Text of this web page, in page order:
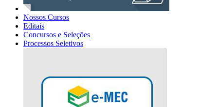
Nossos Cursos
Editais
Concursos e Seleções
Processos Seletivos